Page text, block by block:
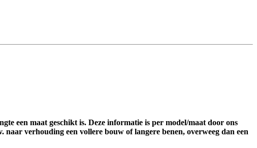
een maat geschikt is. Deze informatie is per model/maat door ons
verhouding een vollere bouw of langere benen, overweeg dan een